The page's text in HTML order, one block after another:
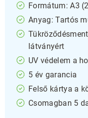
Formátum: A3
Anyag: Tartós
látványért
UV védelem a
5 év garancia
Felső kártya a
Csomagban 5